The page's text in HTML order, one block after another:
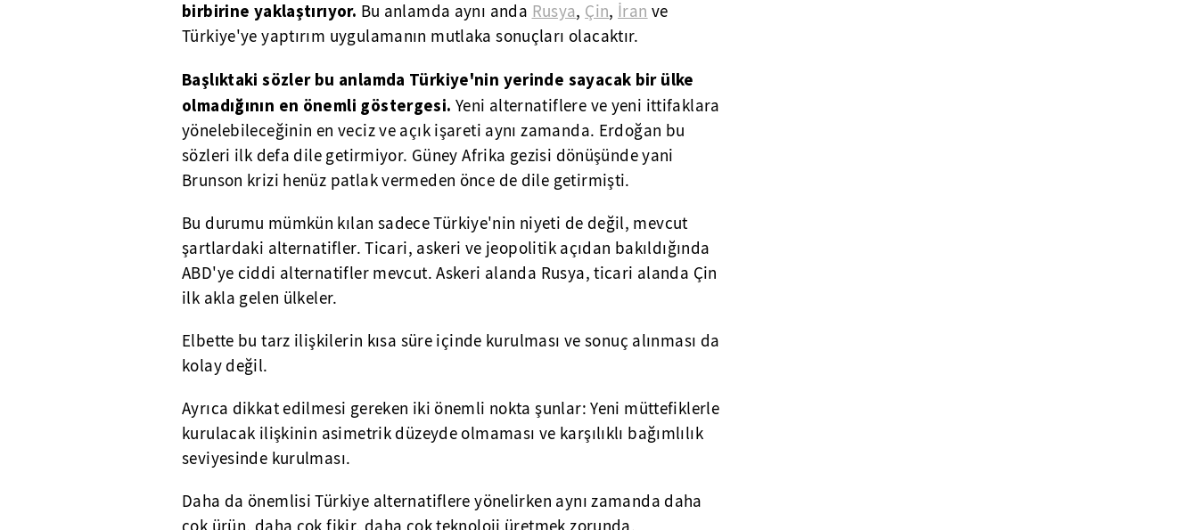
birbirine yaklaştırıyor. Bu anlamda aynı anda Rusya, Çin, İran ve
Türkiye'ye yaptırım uygulamanın mutlaka sonuçları olacaktır.
Başlıktaki sözler bu anlamda Türkiye'nin yerinde sayacak bir ülke
olmadığının en önemli göstergesi. Yeni alternatiflere ve yeni ittifaklara
yönelebileceğinin en veciz ve açık işareti aynı zamanda. Erdoğan bu
sözleri ilk defa dile getirmiyor. Güney Afrika gezisi dönüşünde yani
Brunson krizi henüz patlak vermeden önce de dile getirmişti.
Bu durumu mümkün kılan sadece Türkiye'nin niyeti de değil, mevcut
şartlardaki alternatifler. Ticari, askeri ve jeopolitik açıdan bakıldığında
ABD'ye ciddi alternatifler mevcut. Askeri alanda Rusya, ticari alanda Çin
ilk akla gelen ülkeler.
Elbette bu tarz ilişkilerin kısa süre içinde kurulması ve sonuç alınması da
kolay değil.
Ayrıca dikkat edilmesi gereken iki önemli nokta şunlar: Yeni müttefiklerle
kurulacak ilişkinin asimetrik düzeyde olmaması ve karşılıklı bağımlılık
seviyesinde kurulması.
Daha da önemlisi Türkiye alternatiflere yönelirken aynı zamanda daha